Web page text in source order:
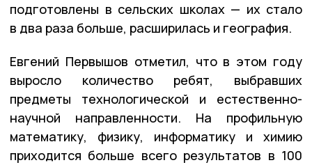
подготовлены в сельских школах — их стало
в два раза больше, расширилась и география.
Евгений Первышов отметил, что в этом году
выросло количество ребят, выбравших
предметы технологической и естественно-
научной направленности. На профильную
математику, физику, информатику и химию
приходится больше всего результатов в 100